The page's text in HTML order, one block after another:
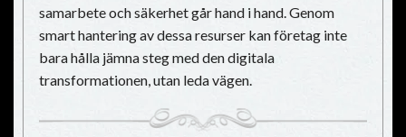
samarbete och säkerhet går hand i hand. Genom
smart hantering av dessa resurser kan företag inte
bara hålla jämna steg med den digitala
transformationen, utan leda vägen.